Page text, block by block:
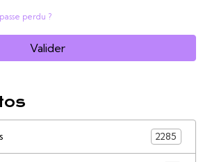
perdu ?
Valider
2285